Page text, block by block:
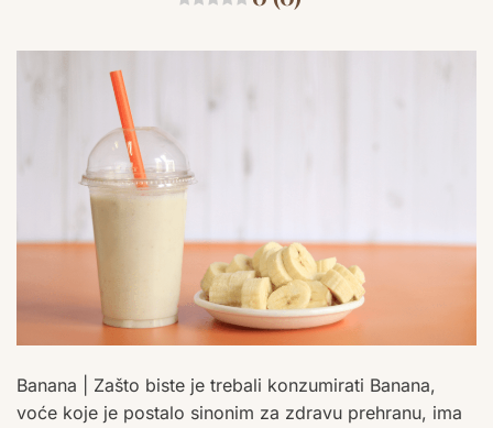
Banana | Zašto biste je trebali konzumirati Banana,
voće koje je postalo sinonim za zdravu prehranu, ima